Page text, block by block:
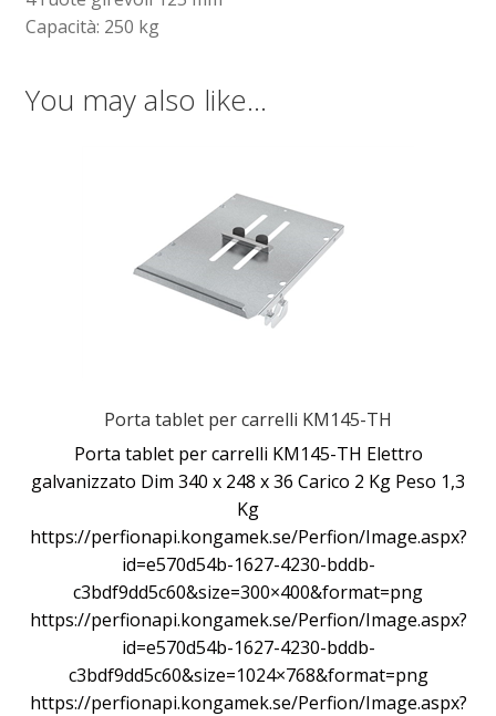
Capacità: 250 kg
You may also like…
Porta tablet per carrelli KM145-TH
Porta tablet per carrelli KM145-TH Elettro
galvanizzato Dim 340 x 248 x 36 Carico 2 Kg Peso 1,3
Kg
https://perfionapi.kongamek.se/Perfion/Image.aspx?
id=e570d54b-1627-4230-bddb-
c3bdf9dd5c60&size=300×400&format=png
https://perfionapi.kongamek.se/Perfion/Image.aspx?
id=e570d54b-1627-4230-bddb-
c3bdf9dd5c60&size=1024×768&format=png
https://perfionapi.kongamek.se/Perfion/Image.aspx?